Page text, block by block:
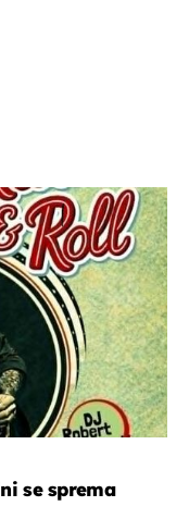
se sprema